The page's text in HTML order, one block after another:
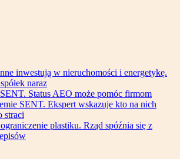
inwestują w nieruchomości i energetykę.
naraz
SENT. Status AEO może pomóc firmom
SENT. Ekspert wskazuje kto na nich
straci
plastiku. Rząd spóźnia się z